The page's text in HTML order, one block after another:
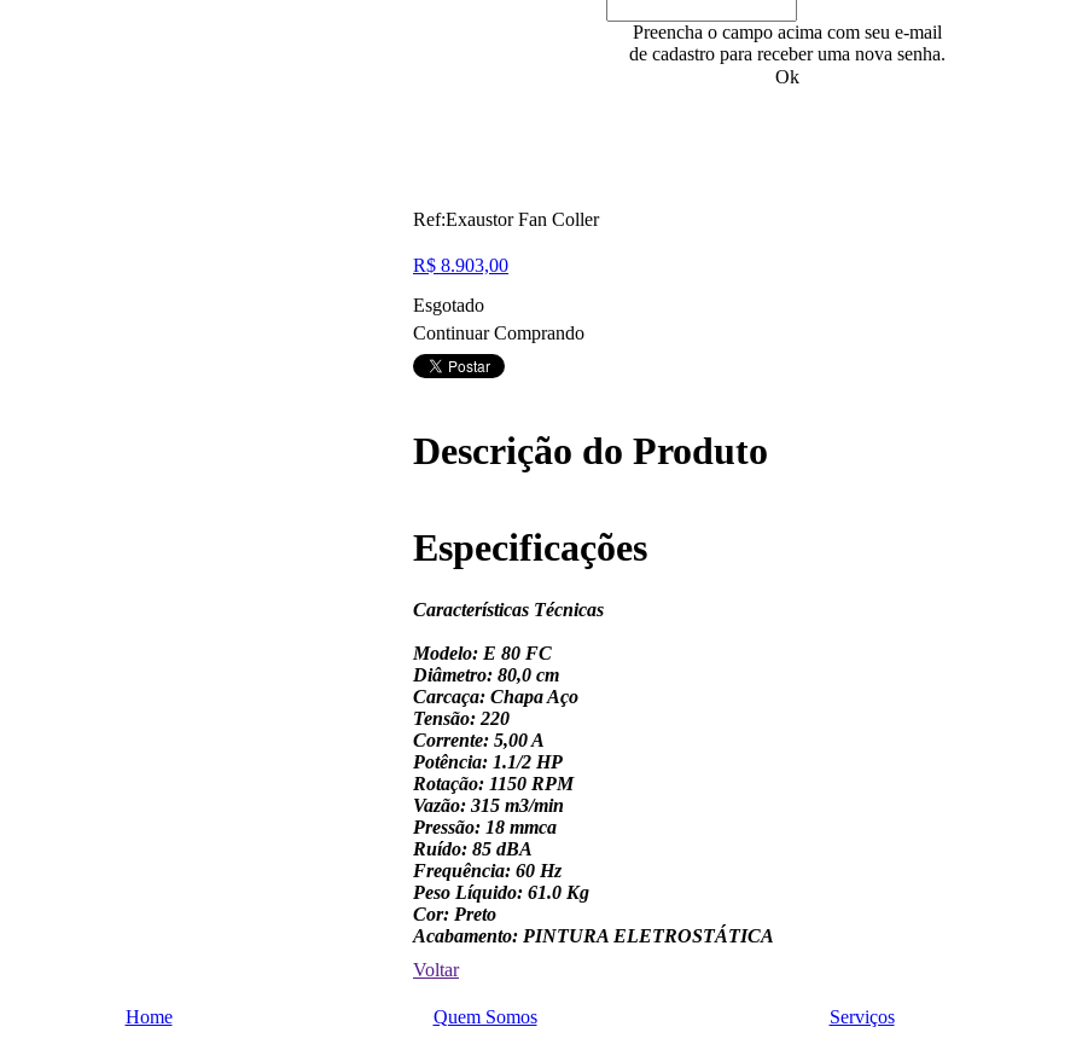
Ref:Exaustor Fan Coller
R$ 8.903,00
Esgotado
Continuar Comprando
Descrição do Produto
Especificações
Características Técnicas
Modelo: E 80 FC
Diâmetro: 80,0 cm
Carcaça: Chapa Aço
Tensão: 220
Corrente: 5,00 A
Potência: 1.1/2 HP
Rotação: 1150 RPM
Vazão: 315 m3/min
Pressão: 18 mmca
Ruído: 85 dBA
Frequência: 60 Hz
Peso Líquido: 61.0 Kg
Cor: Preto
Acabamento: PINTURA ELETROSTÁTICA
Voltar
Home Quem Somos Serviços
Preencha o campo acima com seu e-mail
de cadastro para receber uma nova senha.
Ok